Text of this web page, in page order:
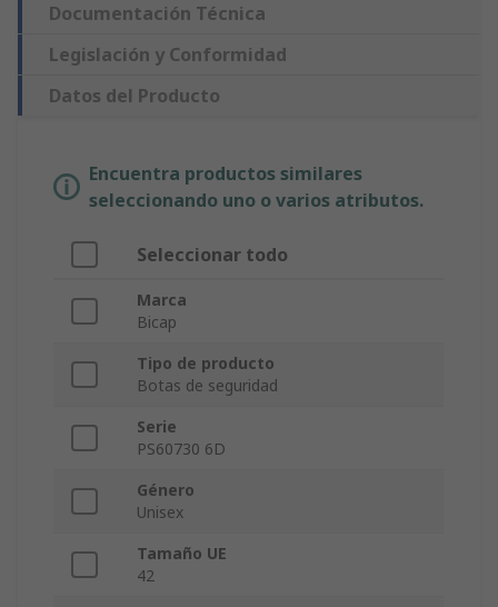
Documentación Técnica
Legislación y Conformidad
Datos del Producto
Encuentra productos similares
seleccionando uno o varios atributos.
Seleccionar todo
Marca
Bicap
Tipo de producto
Botas de seguridad
Serie
PS60730 6D
Género
Unisex
Tamaño UE
42